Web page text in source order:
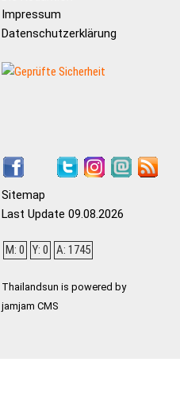
Impressum
Datenschutzerklärung
Sitemap
Last Update 09.08.2026
M: 0 Y: 0 A: 1745
Thailandsun is powered by
jamjam CMS